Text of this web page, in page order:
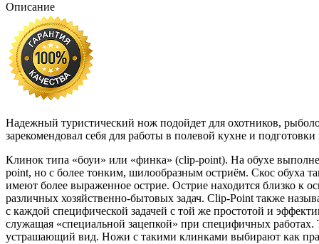
Описание
Надежный туристический нож подойдет для охотников,
зарекомендовал себя для работы в полевой кухне и
Клинок типа «боуи» или «финка» (clip-point). На обухе
point, но с более тонким, шилообразным остриём. Скос обуха
имеют более выраженное острие. Острие находится близко к
различных хозяйственно-бытовых задач. Clip-Point также
с каждой специфической задачей с той же простотой и
служащая «специальной зацепкой» при специфичных
устрашающий вид. Ножи с такими клинками выбирают как